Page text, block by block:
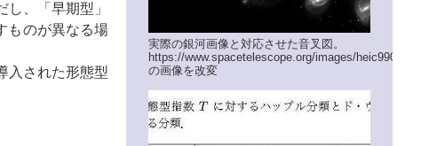
、「早期型」
ものが異なる場
入された形態型
実際の銀河画像と対応させた音叉図。
https://www.spacetelescope.org/images/heic9902o/
の画像を改変